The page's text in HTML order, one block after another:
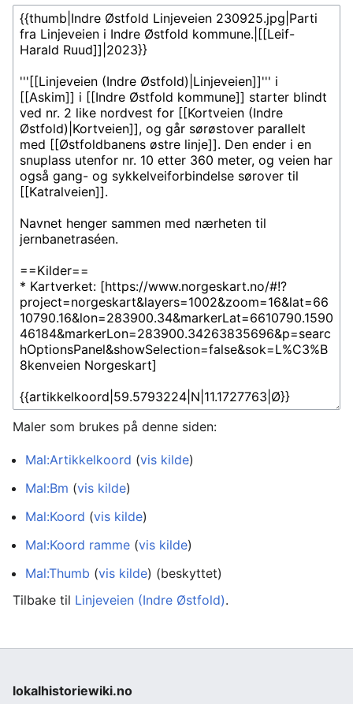
Maler som brukes på denne siden:
Mal:Artikkelkoord (vis kilde)
Mal:Bm (vis kilde)
Mal:Koord (vis kilde)
Mal:Koord ramme (vis kilde)
Mal:Thumb (vis kilde) (beskyttet)
Tilbake til Linjeveien (Indre Østfold).
lokalhistoriewiki.no